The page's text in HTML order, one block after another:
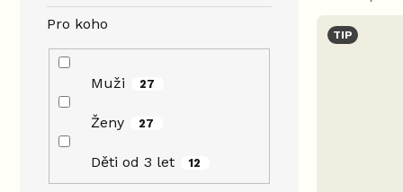
Pro koho
Muži 27
Ženy 27
Děti od 3 let 12
výkonnost
regeneraci.
TIP